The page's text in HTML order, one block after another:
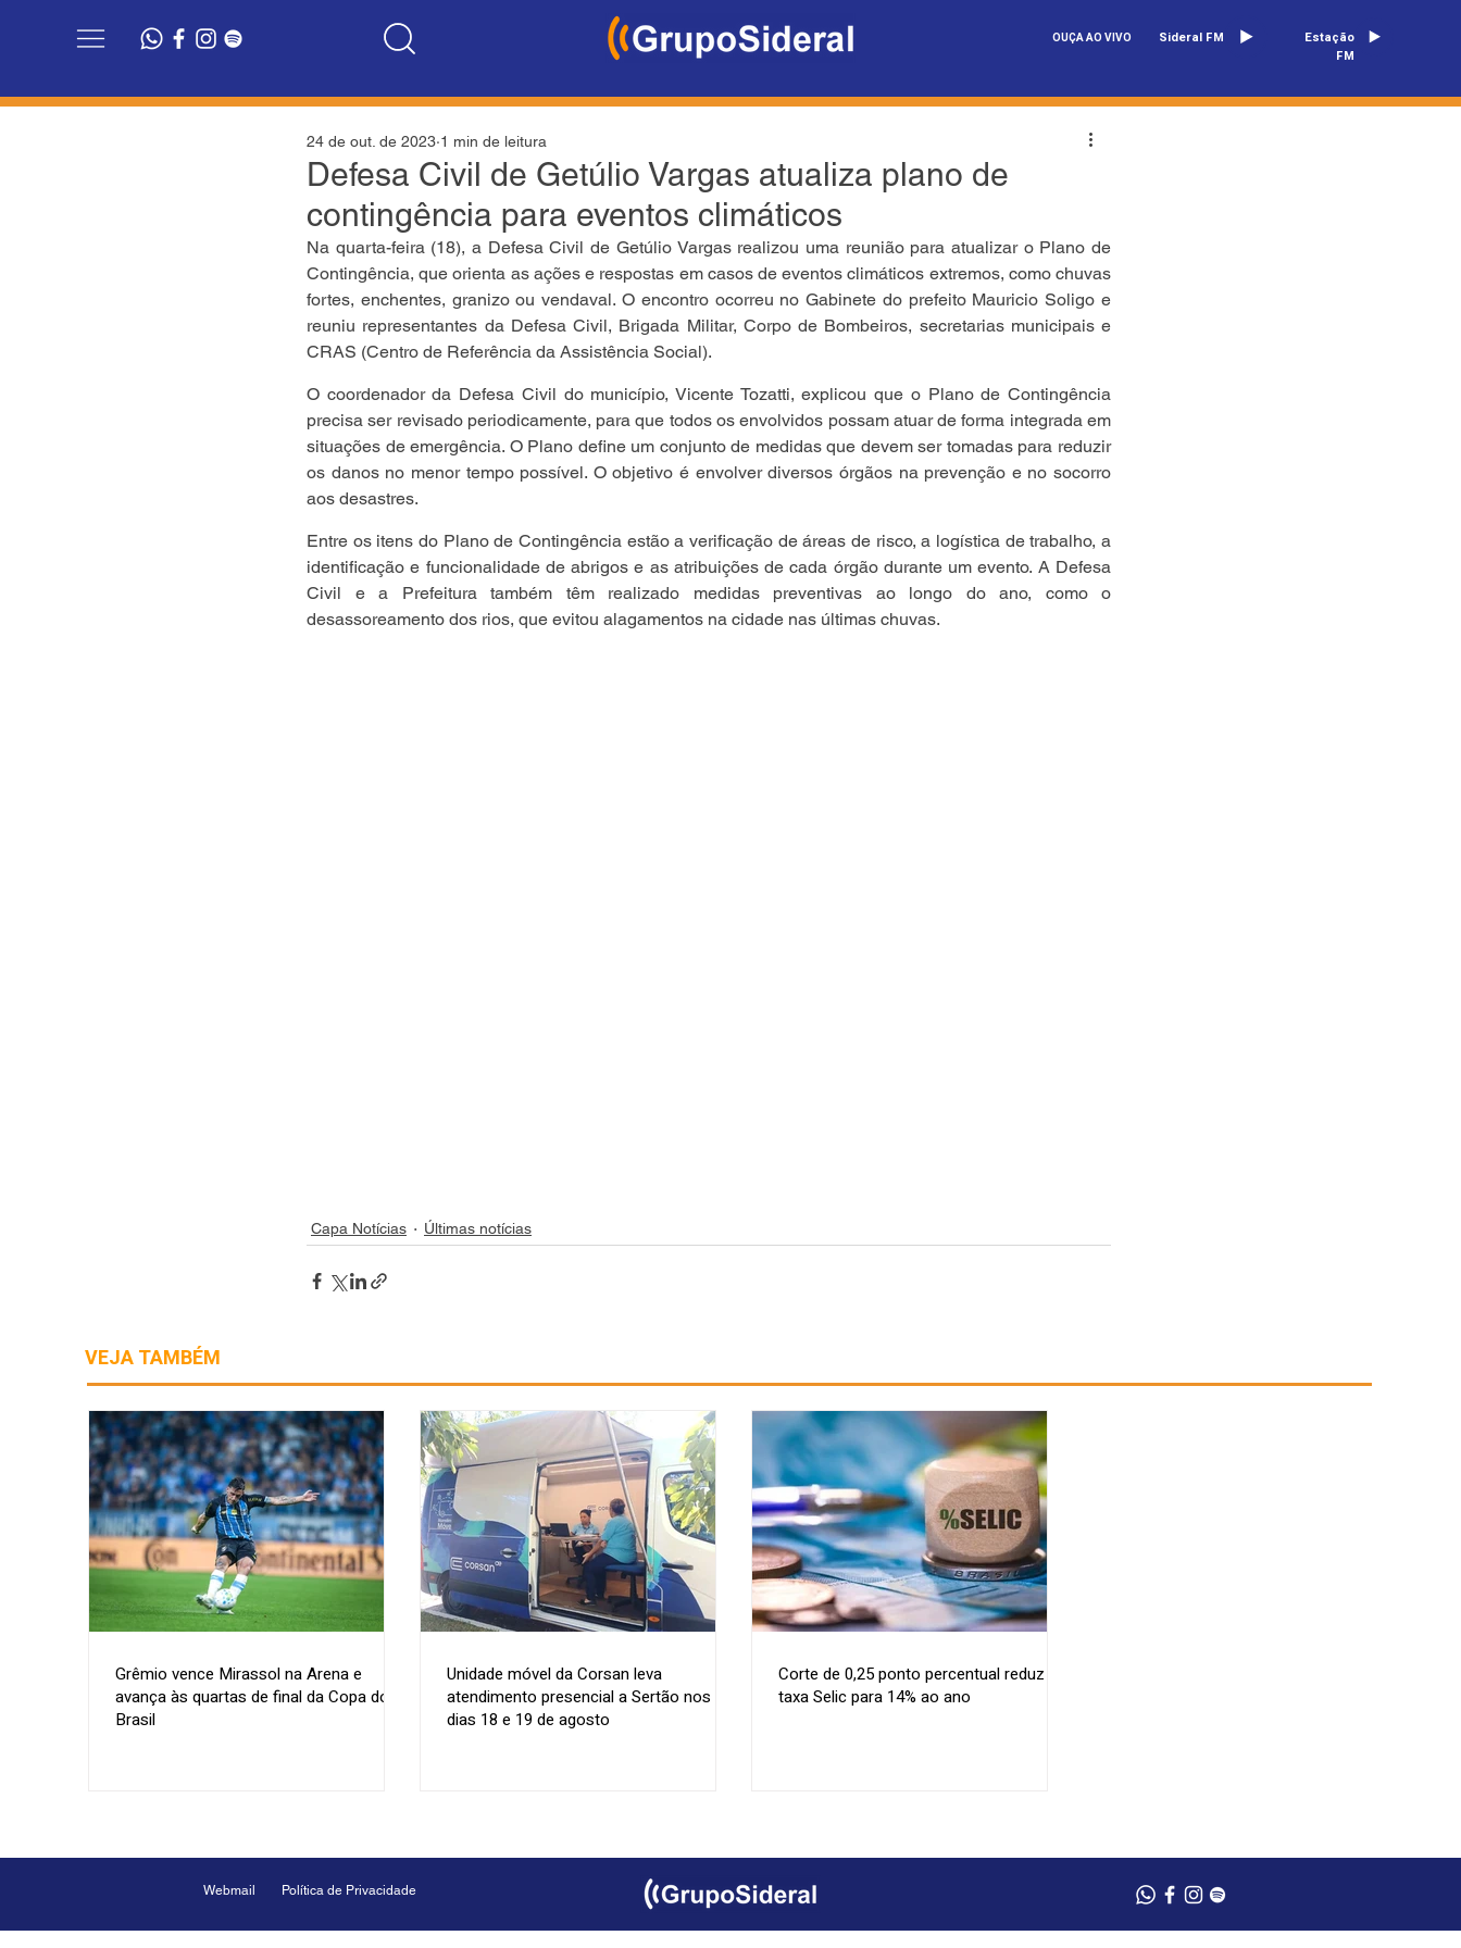
OUÇA AO VIVO Sideral FM
Estação
FM
Defesa Civil de Getúlio Vargas atualiza plano de
contingência para eventos climáticos
24 de out. de 2023 1 min de leitura
Na quarta-feira (18), a Defesa Civil de Getúlio Vargas realizou uma reunião para atualizar o Plano de
Contingência, que orienta as ações e respostas em casos de eventos climáticos extremos, como chuvas
fortes, enchentes, granizo ou vendaval. O encontro ocorreu no Gabinete do prefeito Mauricio Soligo e
reuniu representantes da Defesa Civil, Brigada Militar, Corpo de Bombeiros, secretarias municipais e
CRAS (Centro de Referência da Assistência Social).
O coordenador da Defesa Civil do município, Vicente Tozatti, explicou que o Plano de Contingência
precisa ser revisado periodicamente, para que todos os envolvidos possam atuar de forma integrada em
situações de emergência. O Plano define um conjunto de medidas que devem ser tomadas para reduzir
os danos no menor tempo possível. O objetivo é envolver diversos órgãos na prevenção e no socorro
aos desastres.
Entre os itens do Plano de Contingência estão a verificação de áreas de risco, a logística de trabalho, a
identificação e funcionalidade de abrigos e as atribuições de cada órgão durante um evento. A Defesa
Civil e a Prefeitura também têm realizado medidas preventivas ao longo do ano, como o
desassoreamento dos rios, que evitou alagamentos na cidade nas últimas chuvas.
Capa Notícias Últimas notícias
VEJA TAMBÉM
Grêmio vence Mirassol na Arena e
avança às quartas de final da Copa do
Brasil
Unidade móvel da Corsan leva
atendimento presencial a Sertão nos
dias 18 e 19 de agosto
Corte de 0,25 ponto percentual reduz
taxa Selic para 14% ao ano
Webmail Política de Privacidade